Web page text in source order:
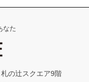
なた
の辻スクエア9階